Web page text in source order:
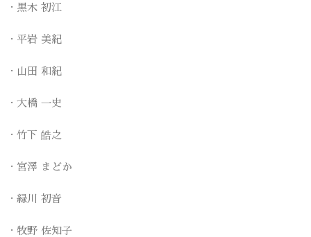
黒木 初江
平岩 美紀
山田 和紀
大橋 一史
竹下 皓之
宮澤 まどか
緑川 初音
牧野 佐知子